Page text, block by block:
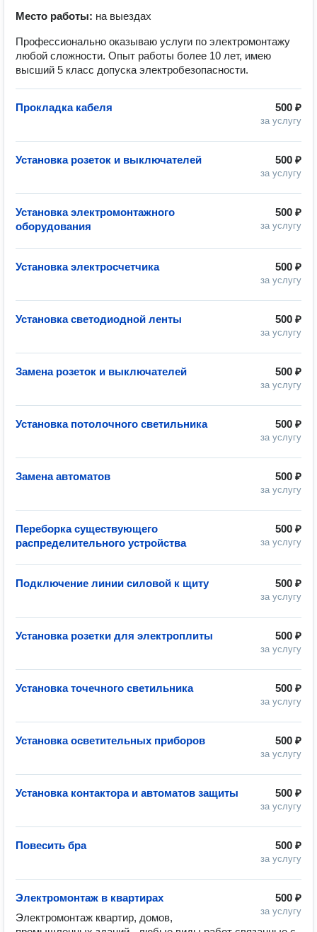
Место работы: на выездах
Профессионально оказываю услуги по электромонтажу
любой сложности. Опыт работы более 10 лет, имею
высший 5 класс допуска электробезопасности.
500 ₽
за услугу
Прокладка кабеля
500 ₽
за услугу
Установка розеток и выключателей
500 ₽
за услугу
Установка электромонтажного
оборудования
500 ₽
за услугу
Установка электросчетчика
500 ₽
за услугу
Установка светодиодной ленты
500 ₽
за услугу
Замена розеток и выключателей
500 ₽
за услугу
Установка потолочного светильника
500 ₽
за услугу
Замена автоматов
500 ₽
за услугу
Переборка существующего
распределительного устройства
500 ₽
за услугу
Подключение линии силовой к щиту
500 ₽
за услугу
Установка розетки для электроплиты
500 ₽
за услугу
Установка точечного светильника
500 ₽
за услугу
Установка осветительных приборов
500 ₽
за услугу
Установка контактора и автоматов защиты
500 ₽
за услугу
Повесить бра
500 ₽
за услугу
Электромонтаж в квартирах
Электромонтаж квартир, домов,